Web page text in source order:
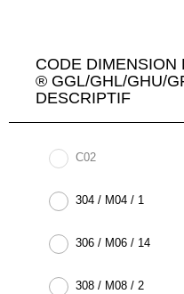
CODE DIMENSION
® GGL/GHL/GHU/
DESCRIPTIF
C02
304 / M04 / 1
306 / M06 / 14
308 / M08 / 2